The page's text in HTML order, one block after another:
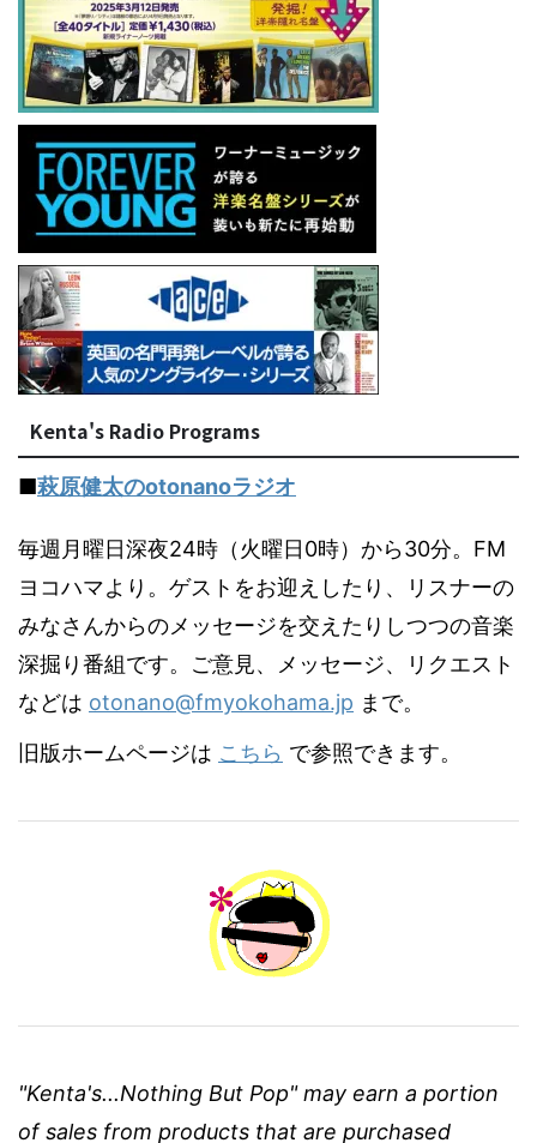
Kenta's Radio Programs
■萩原健太のotonanoラジオ
毎週月曜日深夜24時（火曜日0時）から30分。FM
ヨコハマより。ゲストをお迎えしたり、リスナーの
みなさんからのメッセージを交えたりしつつの音楽
深掘り番組です。ご意見、メッセージ、リクエスト
などは otonano@fmyokohama.jp まで。
旧版ホームページは こちら で参照できます。
"Kenta's...Nothing But Pop" may earn a portion
of sales from products that are purchased